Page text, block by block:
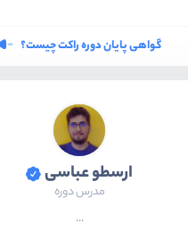
گواهی پایان دوره راکت چیست؟
ارسطو عباسی
مدرس دوره
...